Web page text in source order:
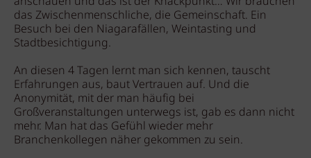
das Zwischenmenschliche, die Gemeinschaft. Ein
Besuch bei den Niagarafällen, Weintasting und
Stadtbesichtigung.
An diesen 4 Tagen lernt man sich kennen, tauscht
Erfahrungen aus, baut Vertrauen auf. Und die
Anonymität, mit der man häufig bei
Großveranstaltungen unterwegs ist, gab es dann nicht
mehr. Man hat das Gefühl wieder mehr
Branchenkollegen näher gekommen zu sein.